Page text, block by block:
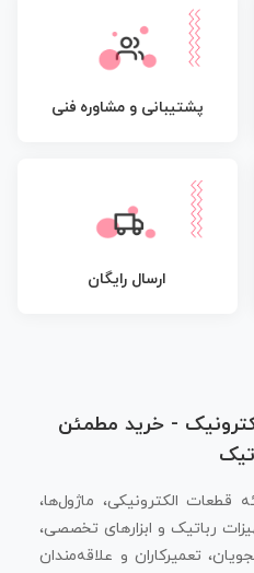
پشتیبانی و مشاوره فنی
ارسال رایگان
- خرید مطمئن
قطعات الکترونیکی، ماژول‌ها،
رباتیک و ابزارهای تخصصی،
تعمیرکاران و علاقه‌مندان